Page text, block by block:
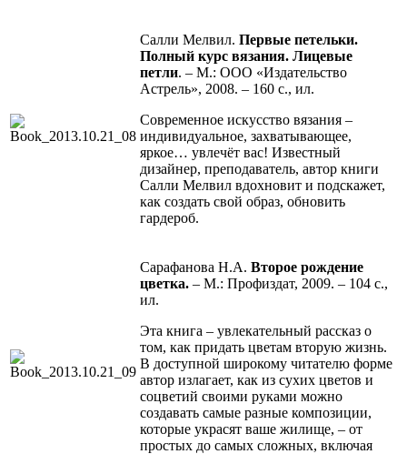
Салли Мелвил. Первые петельки.
Полный курс вязания. Лицевые
петли. – М.: ООО «Издательство
Астрель», 2008. – 160 с., ил.
Современное искусство вязания –
индивидуальное, захватывающее,
яркое… увлечёт вас! Известный
дизайнер, преподаватель, автор книги
Салли Мелвил вдохновит и подскажет,
как создать свой образ, обновить
гардероб.
Сарафанова Н.А. Второе рождение
цветка. – М.: Профиздат, 2009. – 104 с.,
ил.
Эта книга – увлекательный рассказ о
том, как придать цветам вторую жизнь.
В доступной широкому читателю форме
автор излагает, как из сухих цветов и
соцветий своими руками можно
создавать самые разные композиции,
которые украсят ваше жилище, – от
простых до самых сложных, включая